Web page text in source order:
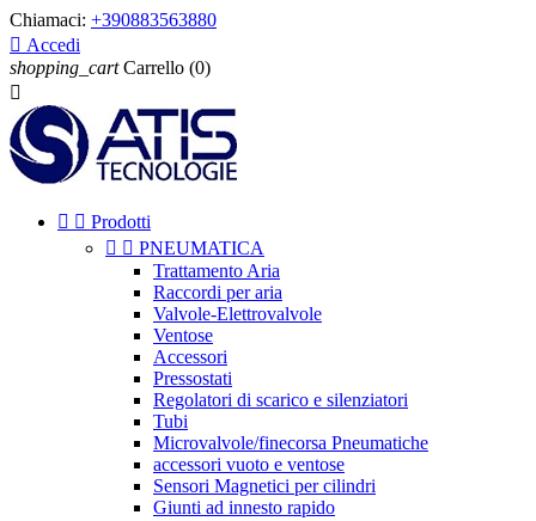
Chiamaci: +390883563880
 Accedi
shopping_cart Carrello (0)

  Prodotti
  PNEUMATICA
Trattamento Aria
Raccordi per aria
Valvole-Elettrovalvole
Ventose
Accessori
Pressostati
Regolatori di scarico e silenziatori
Tubi
Microvalvole/finecorsa Pneumatiche
accessori vuoto e ventose
Sensori Magnetici per cilindri
Giunti ad innesto rapido